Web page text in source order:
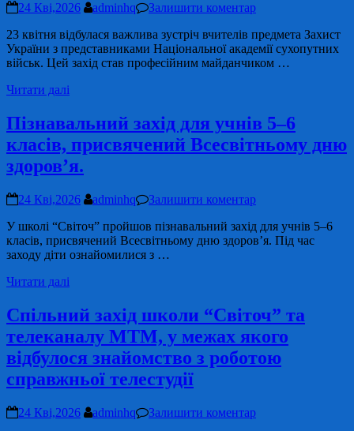
24 Кві,2026 adminhq
Залишити коментар
23 квітня відбулася важлива зустріч вчителів предмета Захист
України з представниками Національної академії сухопутних
військ. Цей захід став професійним майданчиком …
Читати далі
Пізнавальний захід для учнів 5–6
класів, присвячений Всесвітньому дню
здоров’я.
24 Кві,2026 adminhq
Залишити коментар
У школі “Світоч” пройшов пізнавальний захід для учнів 5–6
класів, присвячений Всесвітньому дню здоров’я. Під час
заходу діти ознайомилися з …
Читати далі
Спільний захід школи “Світоч” та
телеканалу МТМ, у межах якого
відбулося знайомство з роботою
справжньої телестудії
24 Кві,2026 adminhq
Залишити коментар